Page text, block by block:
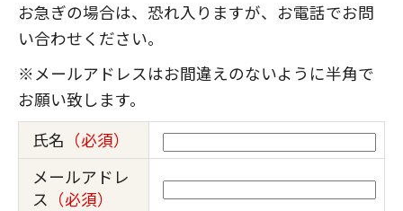
お急ぎの場合は、恐れ入りますが、お電話でお問
い合わせください。
※メールアドレスはお間違えのないように半角で
お願い致します。
氏名 （必須）
メールアドレ
ス （必須）